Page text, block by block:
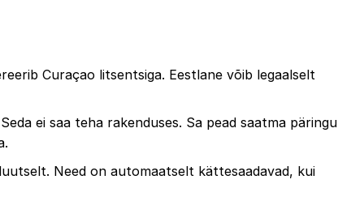
Curaçao litsentsiga. Eestlane võib legaalselt
ei saa teha rakenduses. Sa pead saatma päringu
Need on automaatselt kättesaadavad, kui